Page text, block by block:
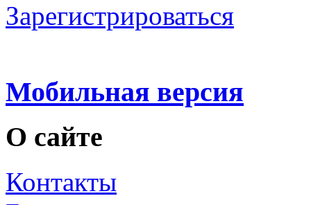
Зарегистрироваться
Мобильная версия
О сайте
Контакты